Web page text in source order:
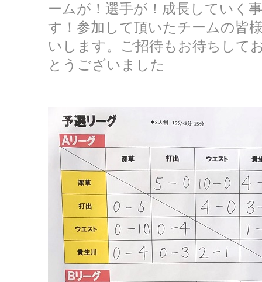
ームが！選手が！成長していく
す！参加して頂いたチームの皆
いします。ご招待もお待ちして
とうございました